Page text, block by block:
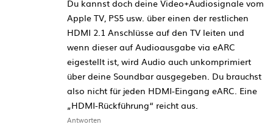
Du kannst doch deine Video+Audiosignale vom
Apple TV, PS5 usw. über einen der restlichen
HDMI 2.1 Anschlüsse auf den TV leiten und
wenn dieser auf Audioausgabe via eARC
eigestellt ist, wird Audio auch unkomprimiert
über deine Soundbar ausgegeben. Du brauchst
also nicht für jeden HDMI-Eingang eARC. Eine
„HDMI-Rückführung“ reicht aus.
Antworten